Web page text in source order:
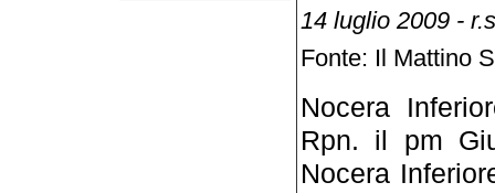
14 luglio 2009 -
Fonte: Il Mattino
Nocera
Rpn. il pm
Nocera